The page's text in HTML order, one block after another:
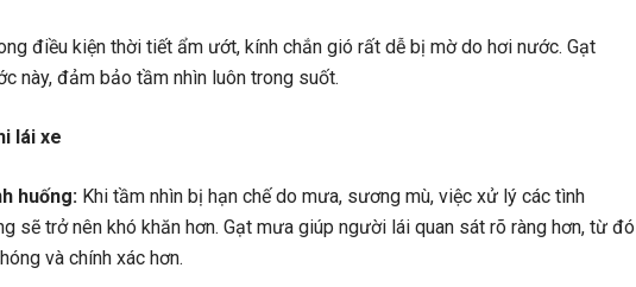
điều kiện thời tiết ẩm ướt, kính chắn gió rất dễ bị mờ do hơi nước. Gạt
này, đảm bảo tầm nhìn luôn trong suốt.
lái xe
huống: Khi tầm nhìn bị hạn chế do mưa, sương mù, việc xử lý các tình
sẽ trở nên khó khăn hơn. Gạt mưa giúp người lái quan sát rõ ràng hơn, từ đó
và chính xác hơn.